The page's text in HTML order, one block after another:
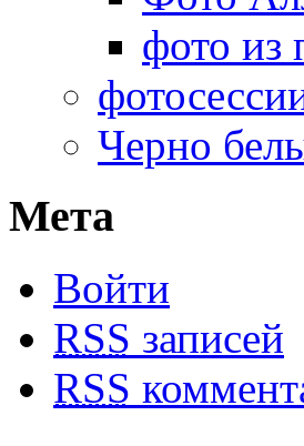
фото из
Черно
Мета
Войти
RSS записей
RSS